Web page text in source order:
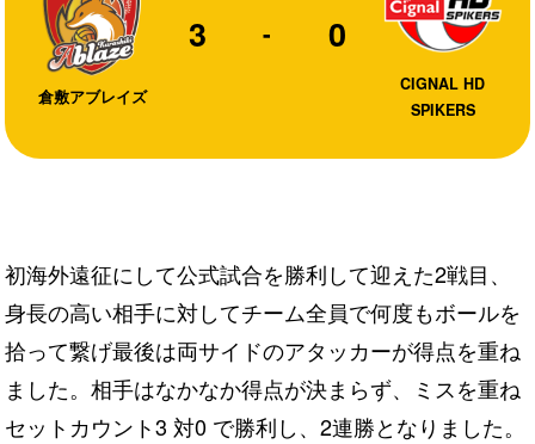
倉敷アブレイズ
3 - 0
CIGNAL HD
SPIKERS
初海外遠征にして公式試合を勝利して迎えた2戦目、
身長の高い相手に対してチーム全員で何度もボールを
拾って繋げ最後は両サイドのアタッカーが得点を重ね
ました。相手はなかなか得点が決まらず、ミスを重ね
セットカウント3 対0 で勝利し、2連勝となりました。